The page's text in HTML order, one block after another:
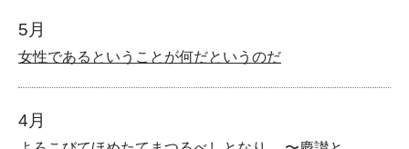
5月
女性であるということが何だというのだ
4月